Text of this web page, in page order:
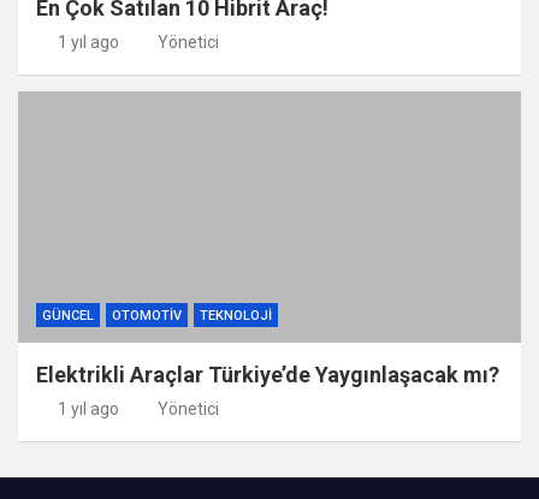
En Çok Satılan 10 Hibrit Araç!
1 yıl ago Yönetici
GÜNCEL OTOMOTIV TEKNOLOJI
Elektrikli Araçlar Türkiye’de Yaygınlaşacak mı?
1 yıl ago Yönetici